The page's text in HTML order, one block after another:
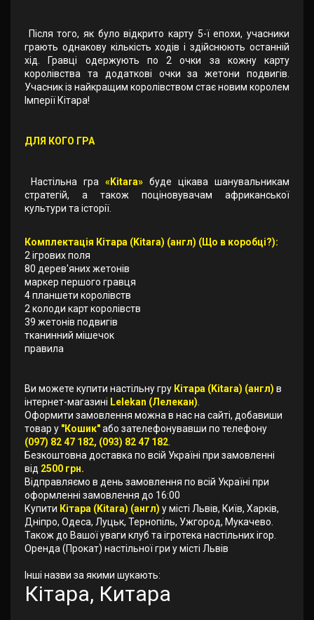
Після того, як було відкрито карту 5-ї епохи, учасники
грають однакову кількість ходів і здійснюють останній
хід. Гравці одержують по 2 очки за кожну карту
королівства та додаткові очки за жетони подвигів.
Учасник із найкращим королівством стає новим королем
Імперії Кітара!
ДЛЯ КОГО ГРА
Настільна гра «Kitara» буде цікава шанувальникам
стратегій, а також поціновувачам африканської
культури та історії.
Комплектація Кітара (Kitara) (англ) (Що в коробці?):
2 ігрових поля
80 дерев'яних жетонів
маркер першого гравця
4 планшети королівств
2 колоди карт королівств
39 жетонів подвигів
тканинний мішечок
правила
Ви можете купити настільну гру Кітара (Kitara) (англ) в
інтернет-магазині Lelekan (Лелекан)
Оформити замовлення можна в нас на сайті, добавиши
товар у "Кошик"або зателефонувавши по телефону
(097) 82 47 182, (093) 82 47 182
Безкоштовна доставка по всій Україні при замовленні
від 2500 грн.
Відправляємо в день замовлення по всій Україні при
оформленні замовлення до 16:00
Купити Кітара (Kitara) (англ) у місті Львів, Київ, Харків,
Дніпро, Одеса, Луцьк, Тернопіль, Ужгород, Мукачево.
Також до Вашої уваги клуб та ігротека настільних ігор.
Оренда (Прокат) настільної гри у місті Львів
Інші назви за якими шукають:
Кітара, Китара